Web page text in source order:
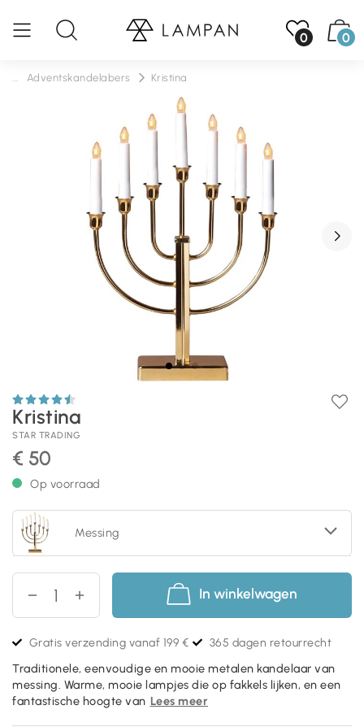
0 0
Adventskandelabers Kristina
Kristina
STAR TRADING
€ 50
Op voorraad
Messing
In winkelwagen
Gratis verzending vanaf 199 € 365 dagen retourrecht
Traditionele, eenvoudige en mooie metalen kandelaar van
messing. Warme, mooie lampjes die op fakkels lijken, en een
fantastische hoogte van Lees meer